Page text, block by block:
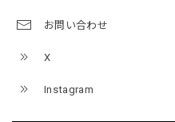
お問い合わせ
X
Instagram